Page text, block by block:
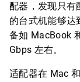
配器，发现只有
的台式机能够达
备如 MacBook
Gbps 左右。
适配器在 Mac